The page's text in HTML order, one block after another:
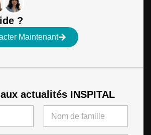
?
Maintenant
actualités INSPITAL